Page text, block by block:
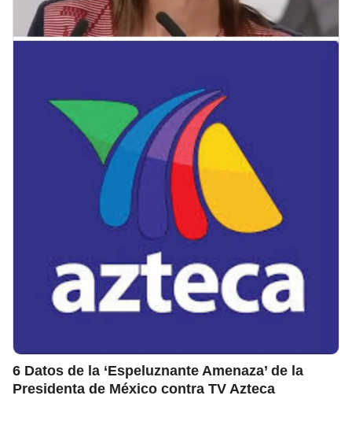
6 Datos de la ‘Espeluznante Amenaza’ de la
Presidenta de México contra TV Azteca